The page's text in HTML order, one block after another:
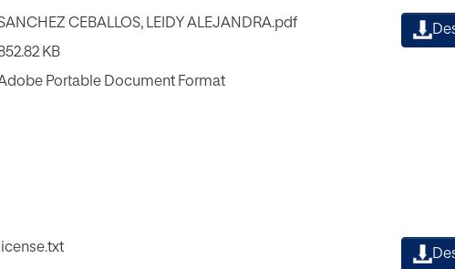
CEBALLOS, LEIDY ALEJANDRA.pdf
KB
Portable Document Format
license.txt